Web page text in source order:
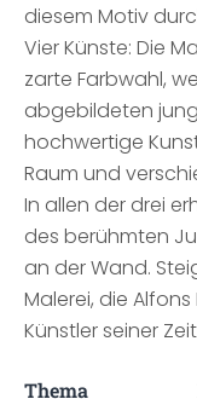
diesem Motiv
Vier Künste: Die
zarte Farbwahl,
abgebildeten
hochwertige
Raum und
In allen der drei
des berühmten
an der Wand.
Malerei, die
Künstler seiner
Thema